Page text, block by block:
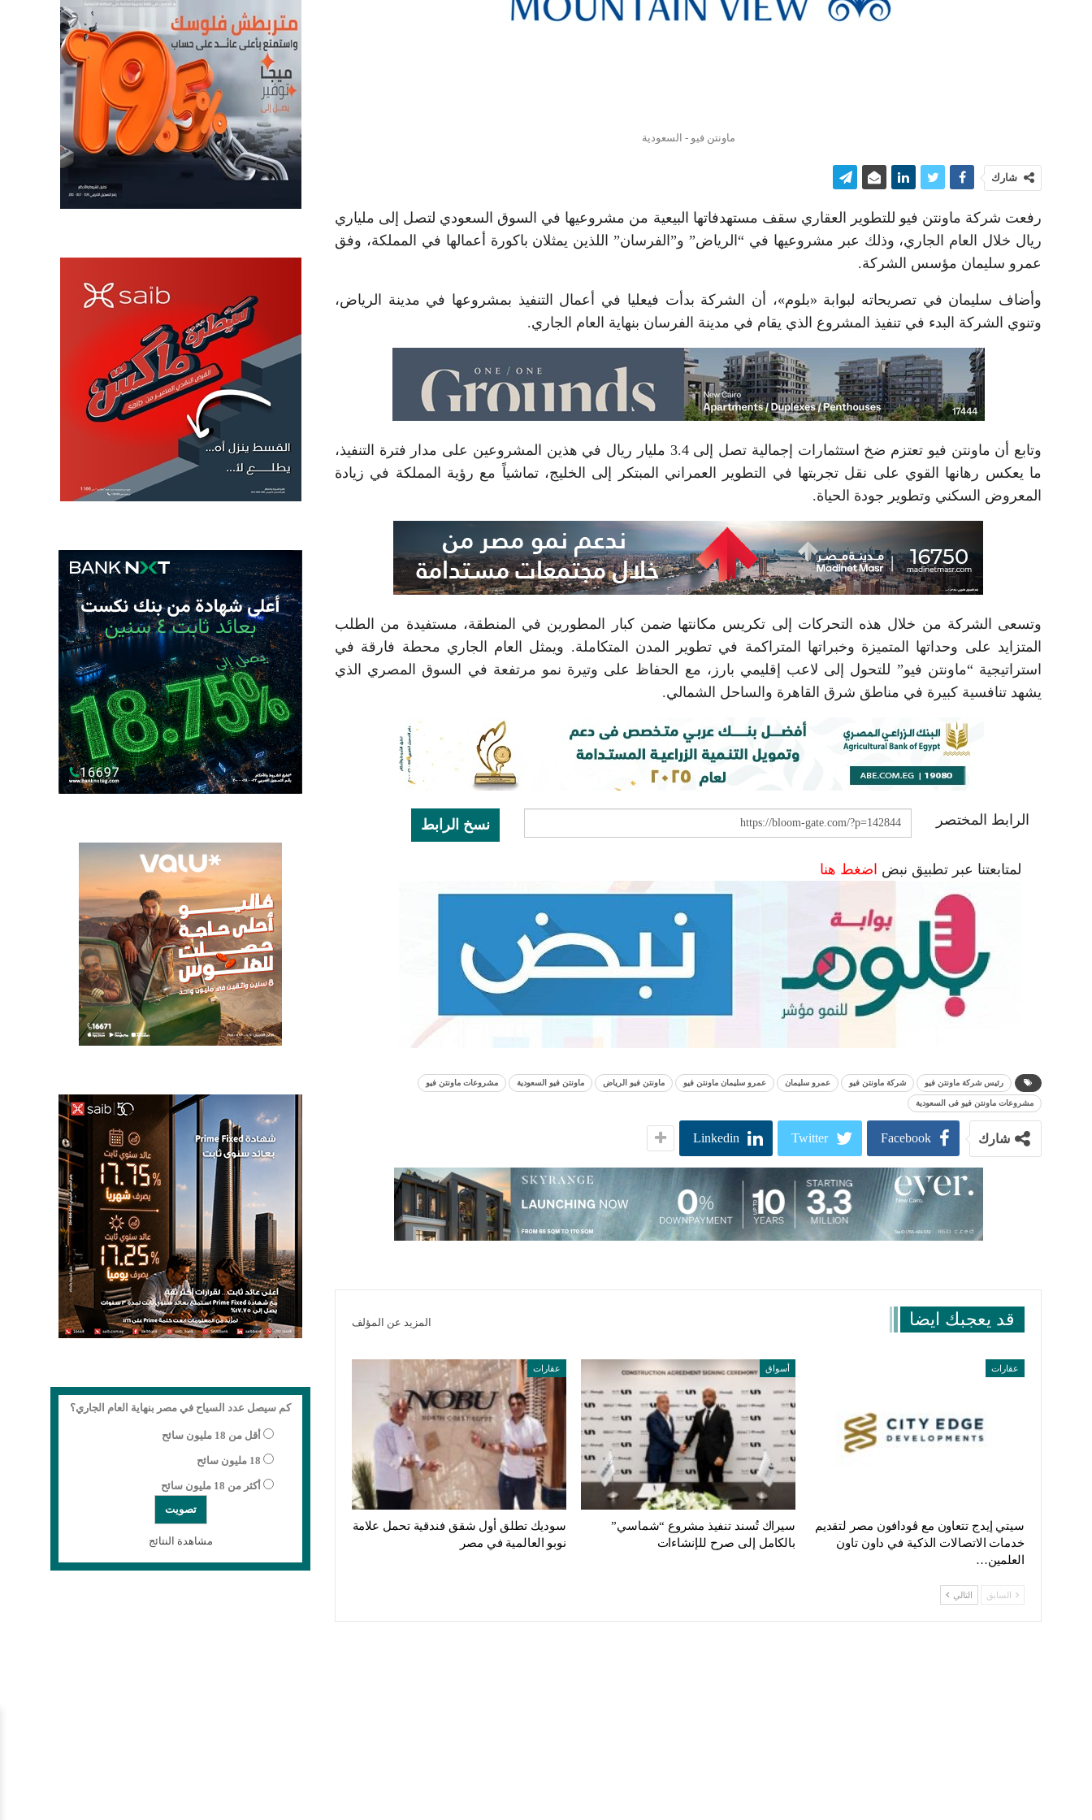
ماونتن فيو - السعودية
شارك
رفعت شركة ماونتن فيو للتطوير العقاري سقف مستهدفاتها البيعية من مشروعيها في السوق السعودي لتصل إلى ملياري
ريال خلال العام الجاري، وذلك عبر مشروعيها في “الرياض” و”الفرسان” اللذين يمثلان باكورة أعمالها في المملكة، وفق
عمرو سليمان مؤسس الشركة.
وأضاف سليمان في تصريحاته لبوابة «بلوم»، أن الشركة بدأت فيعليا في أعمال التنفيذ بمشروعها في مدينة الرياض،
وتنوي الشركة البدء في تنفيذ المشروع الذي يقام في مدينة الفرسان بنهاية العام الجاري.
وتابع أن ماونتن فيو تعتزم ضخ استثمارات إجمالية تصل إلى 3.4 مليار ريال في هذين المشروعين على مدار فترة التنفيذ،
ما يعكس رهانها القوي على نقل تجربتها في التطوير العمراني المبتكر إلى الخليج، تماشياً مع رؤية المملكة في زيادة
المعروض السكني وتطوير جودة الحياة.
وتسعى الشركة من خلال هذه التحركات إلى تكريس مكانتها ضمن كبار المطورين في المنطقة، مستفيدة من الطلب
المتزايد على وحداتها المتميزة وخبراتها المتراكمة في تطوير المدن المتكاملة. ويمثل العام الجاري محطة فارقة في
استراتيجية “ماونتن فيو” للتحول إلى لاعب إقليمي بارز، مع الحفاظ على وتيرة نمو مرتفعة في السوق المصري الذي
يشهد تنافسية كبيرة في مناطق شرق القاهرة والساحل الشمالي.
الرابط المختصر نسخ الرابط
لمتابعتنا عبر تطبيق نبض اضغط هنا
رئيس شركة ماونتن فيو شركة ماونتن فيو عمرو سليمان عمرو سليمان ماونتن فيو ماونتن فيو الرياض ماونتن فيو السعودية مشروعات ماونتن فيو
مشروعات ماونتن فيو فى السعودية
شارك Facebook
Twitter
Linkedin
قد يعجبك ايضا المزيد عن المؤلف
عقارات
سيتي إيدج تتعاون مع ڤودافون مصر لتقديم
خدمات الاتصالات الذكية في داون تاون
العلمين…
أسواق
سيراك تُسند تنفيذ مشروع “شماسي”
بالكامل إلى صرح للإنشاءات
عقارات
سوديك تطلق أول شقق فندقية تحمل علامة
نوبو العالمية في مصر
السابق التالي
كم سيصل عدد السياح في مصر بنهاية العام الجاري؟
أقل من 18 مليون سائح
18 مليون سائح
أكثر من 18 مليون سائح
مشاهدة النتائج